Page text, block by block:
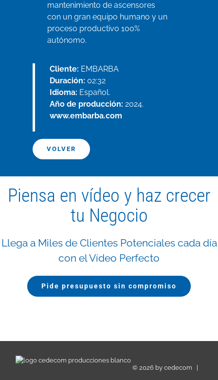
mantenimiento de ascensores
con un gran equipo humano y un
proceso productivo 100%
autónomo.
Cliente: EMBARBA
Duración: 02:32
Idioma: Español.
Año de producción: 2024.
www.embarba.com
VOLVER
Piensa en vídeo y haz crecer
tu Negocio
Llega a Miles de Clientes Potenciales cada día
con el Vídeo Perfecto
Pide presupuesto sin compromiso
© 2026 by cedecom